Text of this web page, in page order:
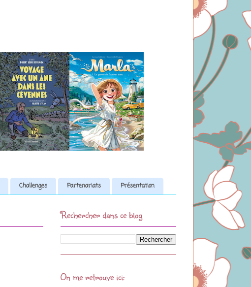
Challenges Partenariats Présentation
Rechercher dans ce blog
On me retrouve ici: